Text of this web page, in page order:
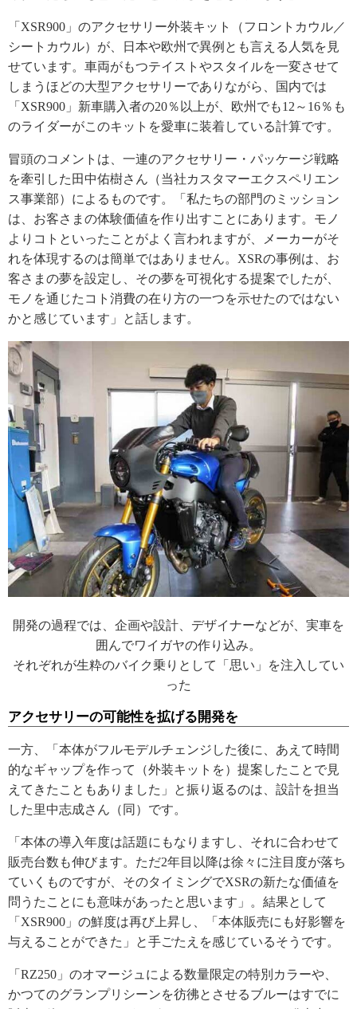
「XSR900」のアクセサリー外装キット（フロントカウル／
シートカウル）が、日本や欧州で異例とも言える人気を見
せています。車両がもつテイストやスタイルを一変させて
しまうほどの大型アクセサリーでありながら、国内では
「XSR900」新車購入者の20％以上が、欧州でも12～16％も
のライダーがこのキットを愛車に装着している計算です。
冒頭のコメントは、一連のアクセサリー・パッケージ戦略
を牽引した田中佑樹さん（当社カスタマーエクスペリエン
ス事業部）によるものです。「私たちの部門のミッション
は、お客さまの体験価値を作り出すことにあります。モノ
よりコトといったことがよく言われますが、メーカーがそ
れを体現するのは簡単ではありません。XSRの事例は、お
客さまの夢を設定し、その夢を可視化する提案でしたが、
モノを通じたコト消費の在り方の一つを示せたのではない
かと感じています」と話します。
開発の過程では、企画や設計、デザイナーなどが、実車を
囲んでワイガヤの作り込み。
それぞれが生粋のバイク乗りとして「思い」を注入してい
った
アクセサリーの可能性を拡げる開発を
一方、「本体がフルモデルチェンジした後に、あえて時間
的なギャップを作って（外装キットを）提案したことで見
えてきたこともありました」と振り返るのは、設計を担当
した里中志成さん（同）です。
「本体の導入年度は話題にもなりますし、それに合わせて
販売台数も伸びます。ただ2年目以降は徐々に注目度が落ち
ていくものですが、そのタイミングでXSRの新たな価値を
問うたことにも意味があったと思います」。結果として
「XSR900」の鮮度は再び上昇し、「本体販売にも好影響を
与えることができた」と手ごたえを感じているそうです。
「RZ250」のオマージュによる数量限定の特別カラーや、
かつてのグランプリシーンを彷彿とさせるブルーはすでに